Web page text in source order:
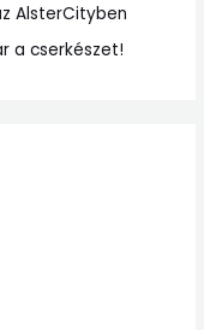
AlsterCityben
a cserkészet!